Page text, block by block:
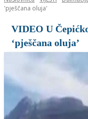
'pješčana oluja'
VIDEO U
‘pješčana oluja’